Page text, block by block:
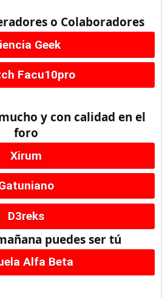
o Colaboradores
Geek
Facu10pro
y con calidad en el
foro
Xirum
D3reks
puedes ser tú
Alfa Beta